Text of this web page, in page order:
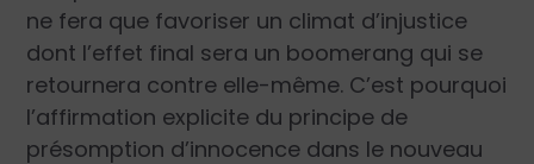
ne fera que favoriser un climat d’injustice
dont l’effet final sera un boomerang qui se
retournera contre elle-même. C’est pourquoi
l’affirmation explicite du principe de
présomption d’innocence dans le nouveau